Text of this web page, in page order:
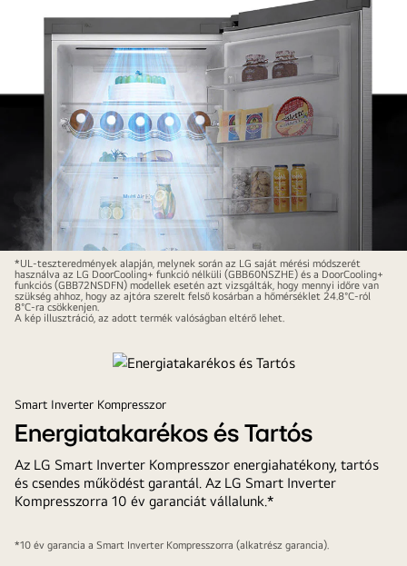
Akár
32%-
kal*
gyorsabb
*UL-teszteredmények alapján, melynek során az LG saját mérési módszerét
használva az LG DoorCooling+ funkció nélküli (GBB60NSZHE) és a DoorCooling+
funkciós (GBB72NSDFN) modellek esetén azt vizsgálták, hogy mennyi időre van
szükség ahhoz, hogy az ajtóra szerelt felső kosárban a hőmérséklet 24.8°C-ról
8°C-ra csökkenjen.
A kép illusztráció, az adott termék valóságban eltérő lehet.
Smart Inverter Kompresszor
Energiatakarékos és Tartós
Az LG Smart Inverter Kompresszor energiahatékony, tartós
és csendes működést garantál. Az LG Smart Inverter
Kompresszorra 10 év garanciát vállalunk.*
*10 év garancia a Smart Inverter Kompresszorra (alkatrész garancia).